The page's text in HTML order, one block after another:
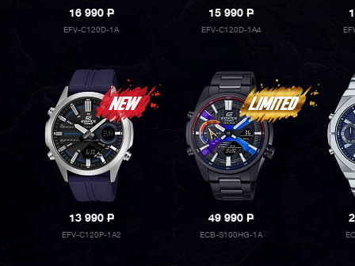
16 990P
EFV-C120D-1A
15 990P
EFV-C120D-1A4
13 990P
EFV-C120P-1A2
49 990P
ECB-S100HG-1A